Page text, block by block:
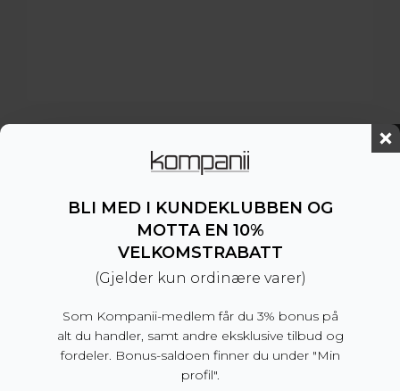
BLI MED I KUNDEKLUBBEN OG
MOTTA EN 10%
VELKOMSTRABATT
(Gjelder kun ordinære varer)
Som Kompanii-medlem får du 3% bonus på
alt du handler, samt andre eksklusive tilbud og
fordeler. Bonus-saldoen finner du under "Min
profil".